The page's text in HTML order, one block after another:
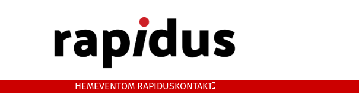
HEMEVENTOM RAPIDUSKONTAKT